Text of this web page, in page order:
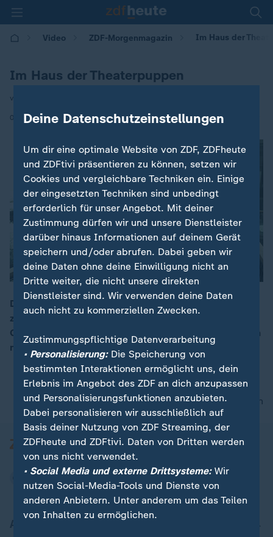
Video ZDF-Morgenmagazin Im Haus der
Im Haus der Theaterpuppen
von Anna-Rebekka Helmy
03.09.2024 | 05:30
Die Puppentheatersammlung in Dresden umfasst etwa
zwölftausend Objekte. 20 Jahre lang in der
Garnisonskirche im Depot verwahrt, haben sie jetzt ein
neues Zuhause gefunden.
nach oben
Deine Datenschutzeinstellungen
Um dir eine optimale Website von ZDF, ZDFheute
und ZDFtivi präsentieren zu können, setzen wir
Cookies und vergleichbare Techniken ein. Einige
der eingesetzten Techniken sind unbedingt
erforderlich für unser Angebot. Mit deiner
Zustimmung dürfen wir und unsere Dienstleister
darüber hinaus Informationen auf deinem Gerät
speichern und/oder abrufen. Dabei geben wir
deine Daten ohne deine Einwilligung nicht an
Dritte weiter, die nicht unsere direkten
Dienstleister sind. Wir verwenden deine Daten
auch nicht zu kommerziellen Zwecken.
Zustimmungspflichtige Datenverarbeitung
• Personalisierung:Die Speicherung von
bestimmten Interaktionen ermöglicht uns, dein
Erlebnis im Angebot des ZDF an dich anzupassen
und Personalisierungsfunktionen anzubieten.
Dabei personalisieren wir ausschließlich auf
Basis deiner Nutzung von ZDF Streaming, der
ZDFheute und ZDFtivi. Daten von Dritten werden
von uns nicht verwendet.
• Social Media und externe Drittsysteme:Wir
nutzen Social-Media-Tools und Dienste von
anderen Anbietern. Unter anderem um das Teilen
von Inhalten zu ermöglichen.